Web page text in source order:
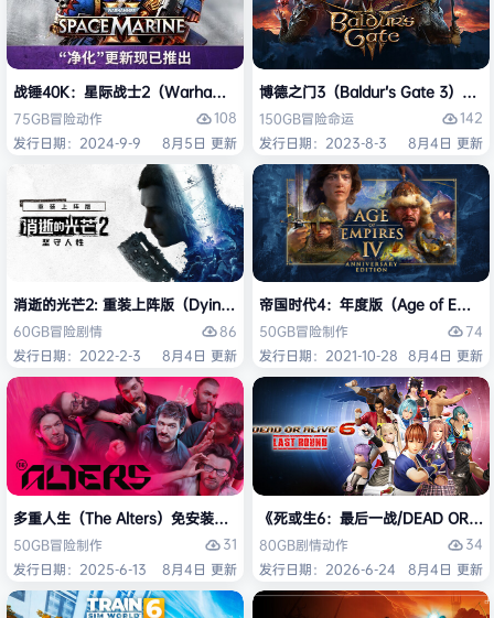
战锤40K：星际战士2（Warhammer 40,000: Space Marine 2）免安装
75GB冒险动作
108
发行日期：2024-9-9
8月5日 更新
博德之门3（Baldur’s Gate 3）免安
150GB冒险命运
142
发行日期：2023-8-3
8月4日 更新
消逝的光芒2: 重装上阵版（Dying Light 2 Stay Human: Reloaded
60GB冒险剧情
86
发行日期：2022-2-3
8月4日 更新
帝国时代4：年度版（Age of
50GB冒险制作
74
发行日期：2021-10-28 8月4日 更新
多重人生（The Alters）免安装中文版
50GB冒险制作
31
发行日期：2025-6-13
8月4日 更新
《死或生6：最后一战/DEAD OR
80GB剧情动作
34
发行日期：2026-6-24
8月4日 更新